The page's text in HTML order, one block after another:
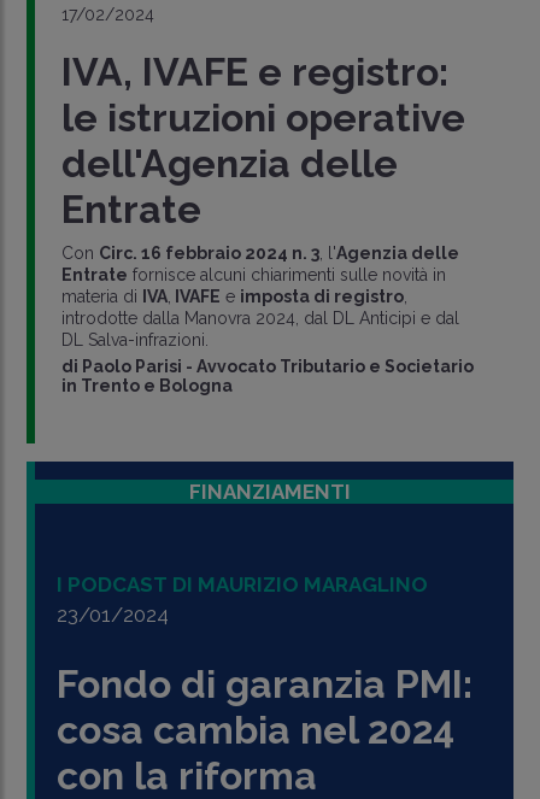
17/02/2024
IVA, IVAFE e registro:
le istruzioni operative
dell'Agenzia delle
Entrate
Con Circ. 16 febbraio 2024 n. 3, l'Agenzia delle
Entrate fornisce alcuni chiarimenti sulle novità in
materia di IVA, IVAFE e imposta di registro,
introdotte dalla Manovra 2024, dal DL Anticipi e dal
DL Salva-infrazioni.
di Paolo Parisi - Avvocato Tributario e Societario
in Trento e Bologna
FINANZIAMENTI
I PODCAST DI MAURIZIO MARAGLINO
23/01/2024
Fondo di garanzia PMI:
cosa cambia nel 2024
con la riforma